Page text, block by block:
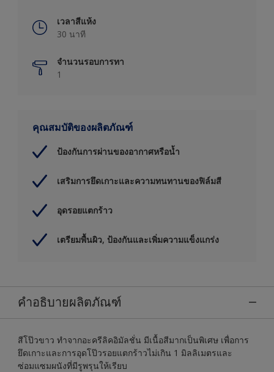
เวลาสีแห้ง
30 นาที
จำนวนรอบการทา
1
คุณสมบัติของผลิตภัณฑ์
ป้องกันการผ่านของอากาศหรือน้ำ
เสริมการยึดเกาะและความทนทานของฟิล์มสี
อุดรอยแตกร้าว
เตรียมพื้นผิว, ป้องกันและเพิ่มความแข็งแกร่ง
คำอธิบายผลิตภัณฑ์
สีโป๊วขาว ทำจากอะครีลิคอิมัลชั่น มีเนื้อสีมากเป็นพิเศษ เพื่อการ
ยึดเกาะและการอุดโป๊วรอยแตกร้าวไม่เกิน 1 มิลลิเมตรและ
ซ่อมแซมผนังที่มีรูพรุนให้เรียบ